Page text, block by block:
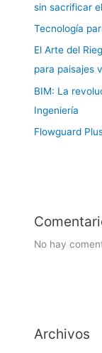
sin sacrificar
Tecnología
El Arte del
para paisajes
BIM: La
Ingeniería
Flowguard
No hay
Archivos